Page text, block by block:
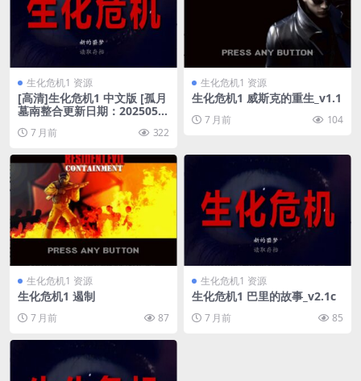
生化危机1 资源
[高清]生化危机1 中文版 [孤月
墓南整合更新日期：2025053
7 月前 322
生化危机1 资源
生化危机1 威斯克的重生_v1.1
7 月前 104
生化危机1 资源
生化危机1 遏制
7 月前 87
生化危机1 资源
生化危机1 巴里的故事_v2.1c
7 月前 85